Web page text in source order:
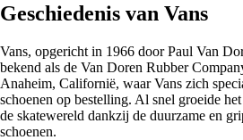
Geschiedenis van Vans
Vans, opgericht in 1966 door Paul Van
bekend als de Van Doren Rubber
Anaheim, Californië, waar Vans zich
schoenen op bestelling. Al snel groeide
de skatewereld dankzij de duurzame en
schoenen.